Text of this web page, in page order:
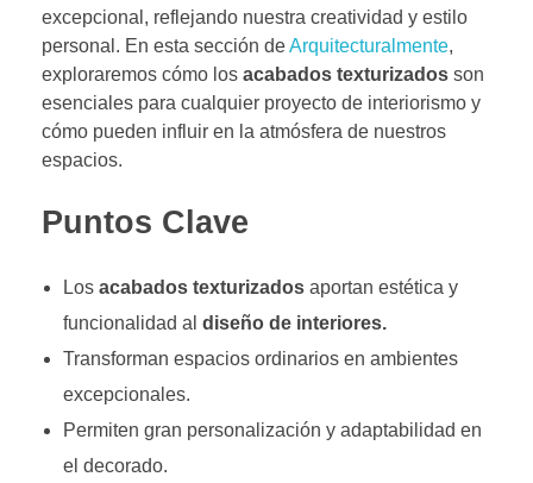
excepcional, reflejando nuestra creatividad y estilo
personal. En esta sección deArquitecturalmente,
exploraremos cómo los acabados texturizados son
esenciales para cualquier proyecto de interiorismo y
cómo pueden influir en la atmósfera de nuestros
espacios.
Puntos Clave
Los acabados texturizadosaportan estética y
funcionalidad al diseño de interiores.
Transforman espacios ordinarios en ambientes
excepcionales.
Permiten gran personalización y adaptabilidad en
el decorado.